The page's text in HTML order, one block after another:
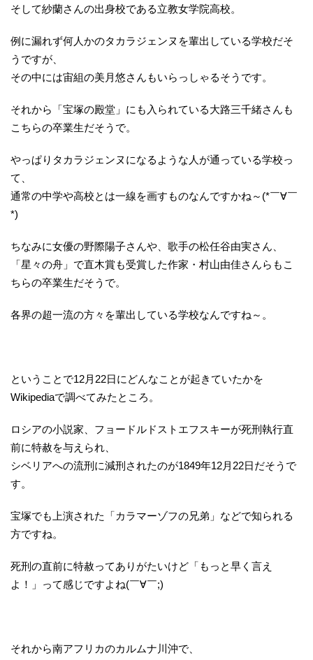
そして紗蘭さんの出身校である立教女学院高校。
例に漏れず何人かのタカラジェンヌを輩出している学校だそ
うですが、
その中には宙組の美月悠さんもいらっしゃるそうです。
それから「宝塚の殿堂」にも入られている大路三千緒さんも
こちらの卒業生だそうで。
やっぱりタカラジェンヌになるような人が通っている学校っ
て、
通常の中学や高校とは一線を画すものなんですかね～(*￣∀￣
*)
ちなみに女優の野際陽子さんや、歌手の松任谷由実さん、
「星々の舟」で直木賞も受賞した作家・村山由佳さんらもこ
ちらの卒業生だそうで。
各界の超一流の方々を輩出している学校なんですね～。
ということで12月22日にどんなことが起きていたかを
Wikipediaで調べてみたところ。
ロシアの小説家、フョードルドストエフスキーが死刑執行直
前に特赦を与えられ、
シベリアへの流刑に減刑されたのが1849年12月22日だそうで
す。
宝塚でも上演された「カラマーゾフの兄弟」などで知られる
方ですね。
死刑の直前に特赦ってありがたいけど「もっと早く言え
よ！」って感じですよね(￣∀￣;)
それから南アフリカのカルムナ川沖で、